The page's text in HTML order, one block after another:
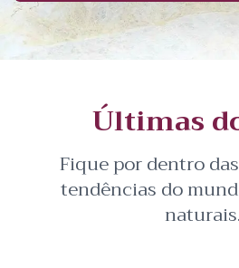
Últimas
Fique por dentro
tendências do
naturais.